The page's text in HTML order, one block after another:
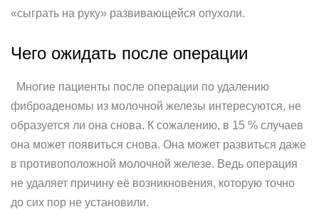
«сыграть на руку» развивающейся опухоли.
Чего ожидать после операции
Многие пациенты после операции по удалению
фиброаденомы из молочной железы интересуются, не
образуется ли она снова. К сожалению, в 15 % случаев
она может появиться снова. Она может развиться даже
в противоположной молочной железе. Ведь операция
не удаляет причину её возникновения, которую точно
до сих пор не установили.